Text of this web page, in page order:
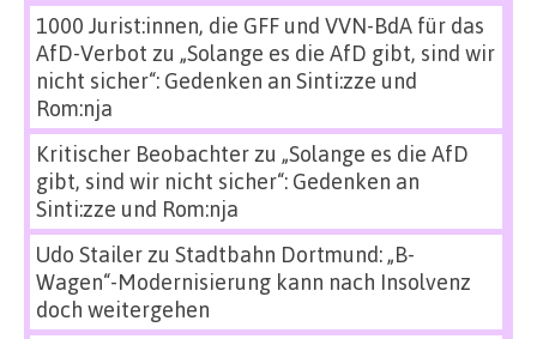
1000 Jurist:innen, die GFF und VVN-BdA für das
AfD-Verbot zu „Solange es die AfD gibt, sind wir
nicht sicher“: Gedenken an Sinti:zze und
Rom:nja
Kritischer Beobachterzu „Solange es die AfD
gibt, sind wir nicht sicher“: Gedenken an
Sinti:zze und Rom:nja
Udo Stailerzu Stadtbahn Dortmund: „B-
Wagen“-Modernisierung kann nach Insolvenz
doch weitergehen